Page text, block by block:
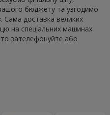
бюджету та узгодимо
Сама доставка великих
на спеціальних машинах.
зателефонуйте або